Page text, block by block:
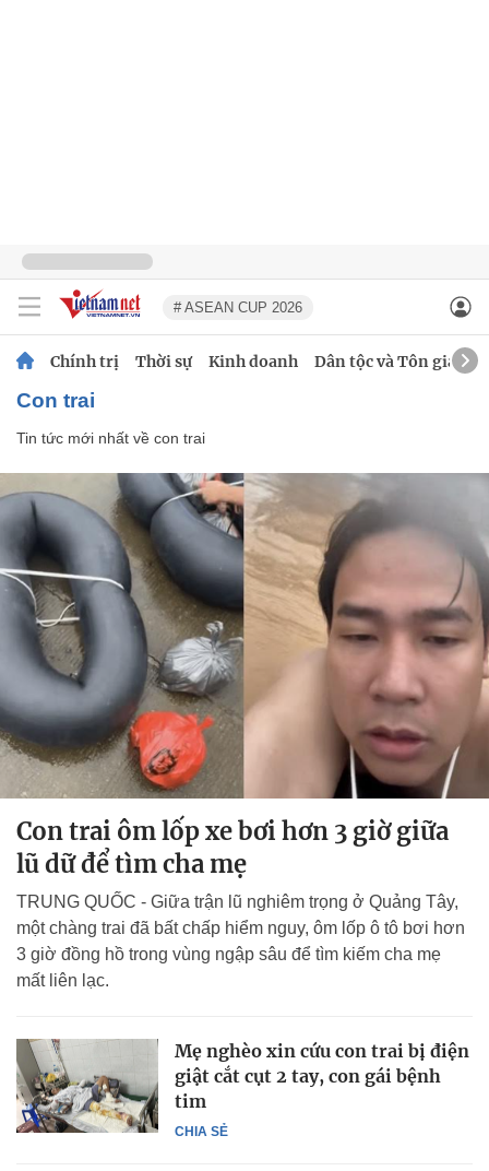
# ASEAN CUP 2026
Chính trị Thời sự Kinh doanh Dân tộc và Tôn giáo
con trai
Tin tức mới nhất về con trai
Con trai ôm lốp xe bơi hơn 3 giờ giữa
lũ dữ để tìm cha mẹ
TRUNG QUỐC - Giữa trận lũ nghiêm trọng ở Quảng Tây,
một chàng trai đã bất chấp hiểm nguy, ôm lốp ô tô bơi hơn
3 giờ đồng hồ trong vùng ngập sâu để tìm kiếm cha mẹ
mất liên lạc.
CHIA SẺ
Mẹ nghèo xin cứu con trai bị điện
giật cắt cụt 2 tay, con gái bệnh
tim